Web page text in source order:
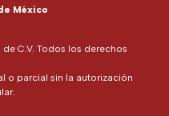
de C.V. Todos los derechos
o parcial sin la autorización
México